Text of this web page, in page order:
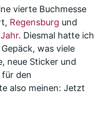
vierte Buchmesse
Regensburg und
. Diesmal hatte ich
was viele
neue Sticker und
für den
also meinen: Jetzt